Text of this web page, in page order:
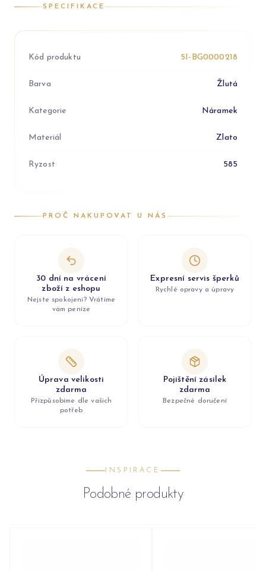
SPECIFIKACE
Kód produktu 5I-BG0000218
Barva Žlutá
Kategorie Náramek
Materiál Zlato
Ryzost 585
PROČ NAKUPOVAT U NÁS
30 dní na vrácení
zboží z eshopu
Nejste spokojeni? Vrátíme
vám peníze
Expresní servis šperků
Rychlé opravy a úpravy
Úprava velikosti
zdarma
Přizpůsobíme dle vašich
potřeb
Pojištění zásilek
zdarma
Bezpečné doručení
INSPIRACE
Podobné produkty